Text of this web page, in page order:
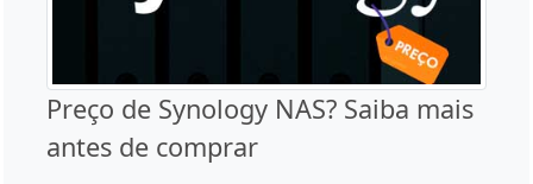
Preço de Synology NAS? Saiba mais
antes de comprar